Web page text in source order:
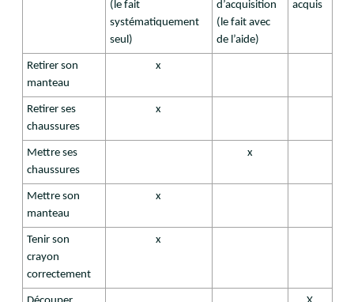
(le fait
systématiquement
seul)
d’acquisition
(le fait avec
de l’aide)
acquis
Retirer son
manteau
x
Retirer ses
chaussures
x
Mettre ses
chaussures
x
Mettre son
manteau
x
Tenir son
crayon
correctement
x